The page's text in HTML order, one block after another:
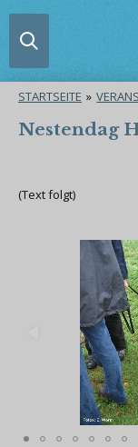
Zum
Hauptinhalt
STARTSEITE »
Nestendag
(Text folgt)